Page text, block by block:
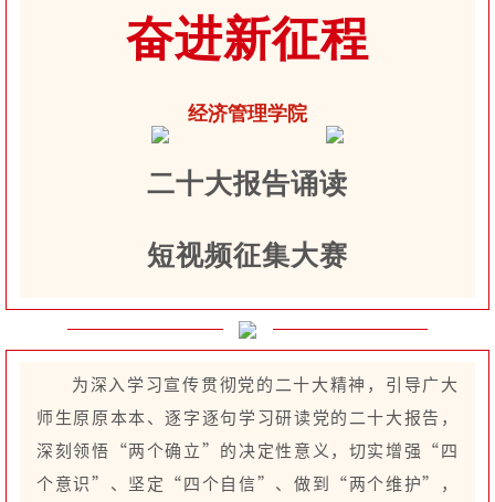
奋进新征程
经济管理学院
二十大报告诵读
短视频征集大赛
为深入学习宣传贯彻党的二十大精神，引导广大
师生原原本本、逐字逐句学习研读党的二十大报告，
深刻领悟“两个确立”的决定性意义，切实增强“四
个意识”、坚定“四个自信”、做到“两个维护”，